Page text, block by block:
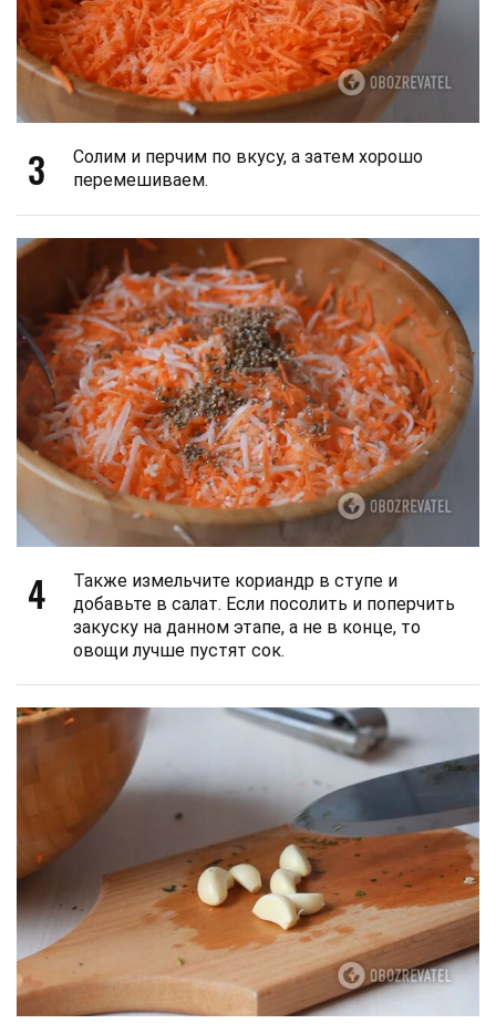
3
Солим и перчим по вкусу, а затем хорошо
перемешиваем.
4
Также измельчите кориандр в ступе и
добавьте в салат. Если посолить и поперчить
закуску на данном этапе, а не в конце, то
овощи лучше пустят сок.